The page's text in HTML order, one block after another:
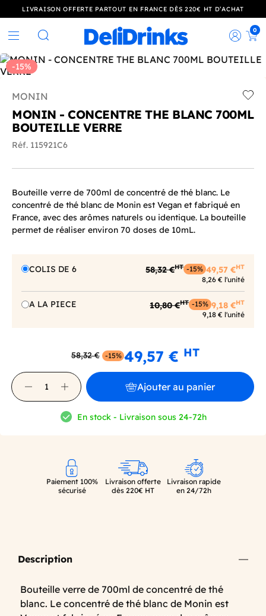
LIVRAISON OFFERTE PARTOUT EN FRANCE DÈS 220€ HT D’ACHAT
Rechercher
0
-15%
MONIN
MONIN - CONCENTRE THE BLANC 700ML
BOUTEILLE VERRE
Réf. 115921C6
Bouteille verre de 700ml de concentré de thé blanc. Le
concentré de thé blanc de Monin est Vegan et fabriqué en
France, avec des arômes naturels ou identique. La bouteille
permet de réaliser environ 70 doses de 10mL.
COLIS DE 6 58,32 €HT -15% 49,57 €HT
8,26 € l'unité
A LA PIECE 10,80 €HT -15% 9,18 €HT
9,18 € l'unité
58,32 € -15% 49,57 € HT
Ajouter au panier
En stock - Livraison sous 24-72h
Paiement 100%
sécurisé
Livraison offerte
dès 220€ HT
Livraison rapide
en 24/72h
Description
Bouteille verre de 700ml de concentré de thé
blanc. Le concentré de thé blanc de Monin est